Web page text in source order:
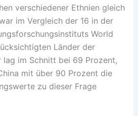
verschiedener Ethnien gleich
im Vergleich der 16 in der
World
Länder der
lag im Schnitt bei 69 Prozent,
mit über 90 Prozent die
zu dieser Frage